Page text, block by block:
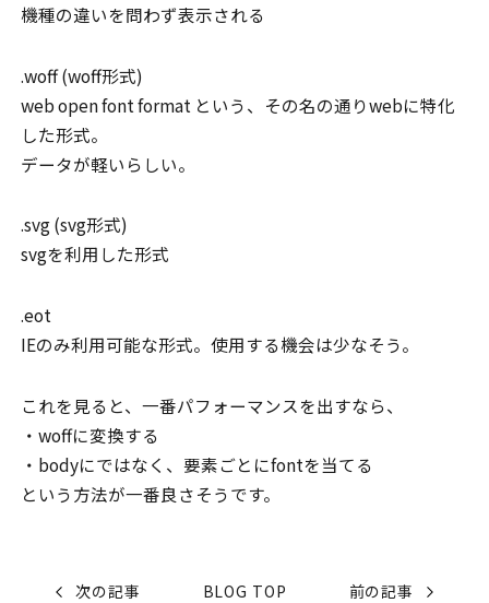
機種の違いを問わず表示される
.woff (woff形式)
web open font format という、その名の通りwebに特化
した形式。
データが軽いらしい。
.svg (svg形式)
svgを利用した形式
.eot
IEのみ利用可能な形式。使用する機会は少なそう。
これを見ると、一番パフォーマンスを出すなら、
・woffに変換する
・bodyにではなく、要素ごとにfontを当てる
という方法が一番良さそうです。
次の記事 BLOG TOP 前の記事